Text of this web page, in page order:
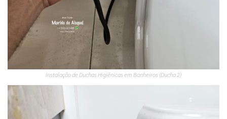
Instalação de Duchas Higiênicas em Banheiros (Ducha 2)